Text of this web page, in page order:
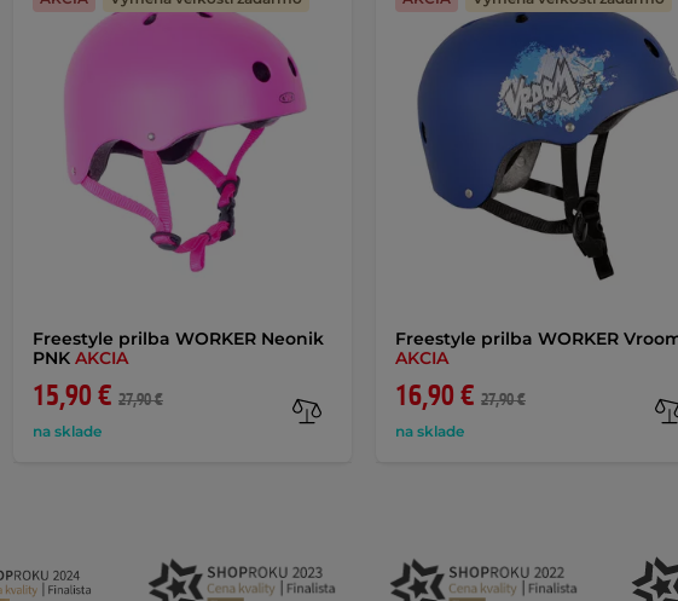
Freestyle prilba WORKER Neonik
PNK AKCIA
15,90 € 27,90 €
na sklade
Freestyle prilba WORKER
AKCIA
16,90 € 27,90 €
na sklade